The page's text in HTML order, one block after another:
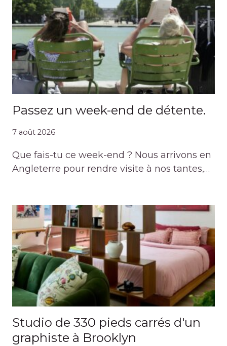
Passez un week-end de détente.
7 août 2026
Que fais-tu ce week-end ? Nous arrivons en
Angleterre pour rendre visite à nos tantes,…
Studio de 330 pieds carrés d'un
graphiste à Brooklyn